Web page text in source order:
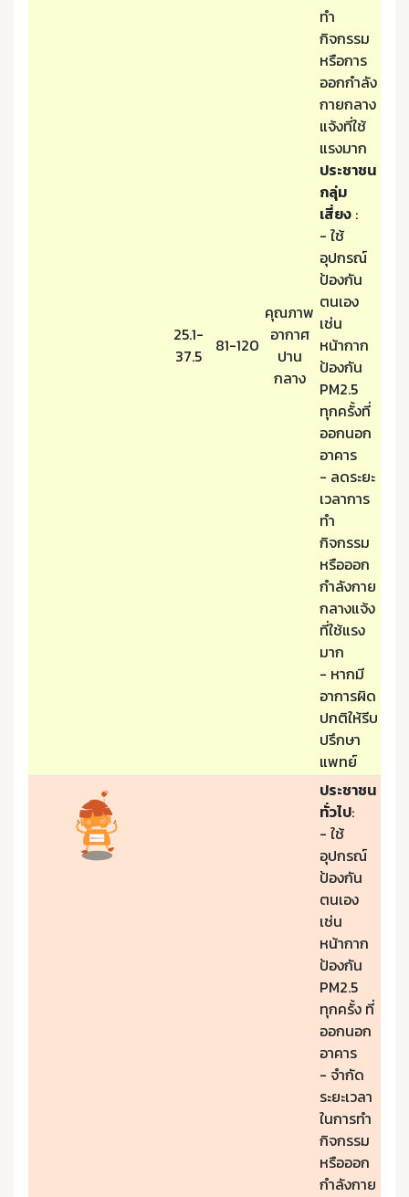
25.1-
37.5
81-120
คุณภาพ
อากาศ
ปาน
กลาง
ทำ
กิจกรรม
หรือการ
ออกกำลัง
กายกลาง
แจ้งที่ใช้
แรงมาก
ประชาชน
กลุ่ม
เสี่ยง :
- ใช้
อุปกรณ์
ป้องกัน
ตนเอง
เช่น
หน้ากาก
ป้องกัน
PM2.5
ทุกครั้งที่
ออกนอก
อาคาร
- ลดระยะ
เวลาการ
ทำ
กิจกรรม
หรือออก
กำลังกาย
กลางแจ้ง
ที่ใช้แรง
มาก
- หากมี
อาการผิด
ปกติให้รีบ
ปรึกษา
แพทย์
ประชาชน
ทั่วไป:
- ใช้
อุปกรณ์
ป้องกัน
ตนเอง
เช่น
หน้ากาก
ป้องกัน
PM2.5
ทุกครั้ง ที่
ออกนอก
อาคาร
- จำกัด
ระยะเวลา
ในการทำ
กิจกรรม
หรือออก
กำลังกาย